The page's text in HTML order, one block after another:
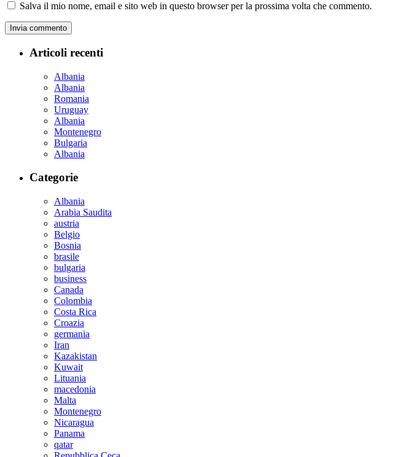
Salva il mio nome, email e sito web in questo browser per la prossima volta che commento.
Articoli recenti
Albania
Albania
Romania
Uruguay
Albania
Montenegro
Bulgaria
Albania
Categorie
Albania
Arabia Saudita
austria
Belgio
Bosnia
brasile
bulgaria
business
Canada
Colombia
Costa Rica
Croazia
germania
Iran
Kazakistan
Kuwait
Lituania
macedonia
Malta
Montenegro
Nicaragua
Panama
qatar